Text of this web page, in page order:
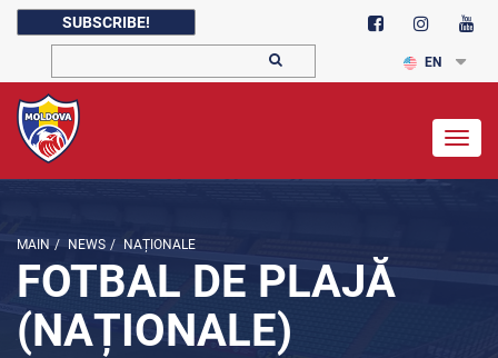
SUBSCRIBE!
EN
MAIN / NEWS / NAȚIONALE
FOTBAL DE PLAJĂ
(NAȚIONALE)